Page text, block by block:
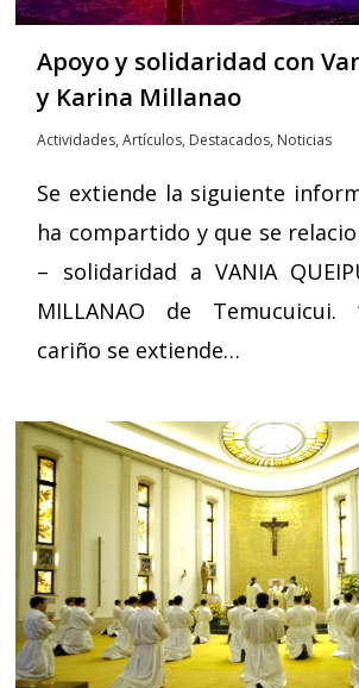
Apoyo y solidaridad con
y Karina Millanao
Actividades,Artículos, Destacados, Noticias
Se extiende la siguiente
ha compartido y que se
– solidaridad a VANIA
MILLANAO de Temucuicui.
cariño se extiende…